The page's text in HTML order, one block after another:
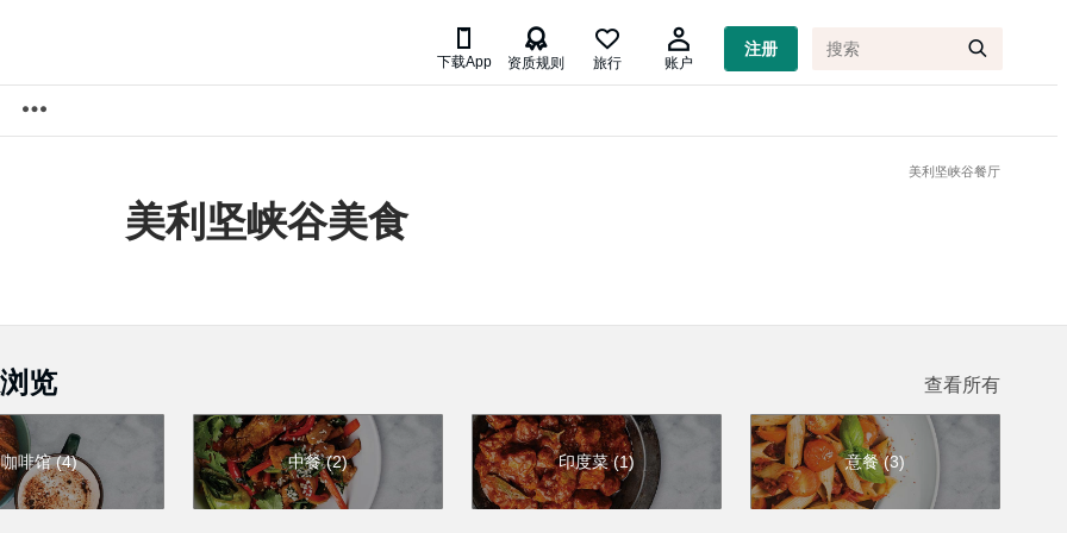

下载App

资质规则 旅行 账户
注册
美利坚峡谷餐厅
美利坚峡谷美食
览 查看所有
咖啡馆(4) 中餐(2) 印度菜(1) 意餐(3)